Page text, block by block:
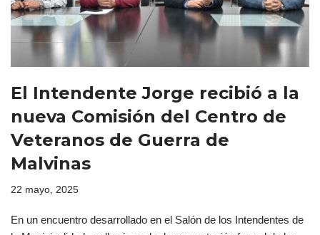
El Intendente Jorge recibió a la
nueva Comisión del Centro de
Veteranos de Guerra de
Malvinas
22 mayo, 2025
En un encuentro desarrollado en el Salón de los Intendentes de